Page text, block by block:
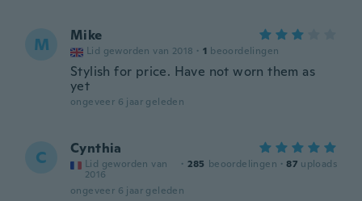
M Mike
Lid geworden van 2018 · 1 beoordelingen
Stylish for price. Have not worn them as
yet
ongeveer 6 jaar geleden
C Cynthia
Lid geworden van
2016
· 285 beoordelingen · 87 uploads
ongeveer 6 jaar geleden